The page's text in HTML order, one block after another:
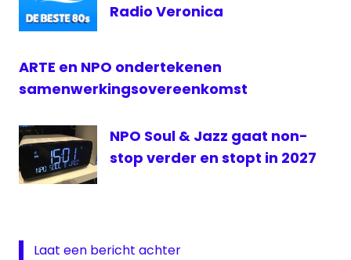
Radio Veronica
ARTE en NPO ondertekenen
samenwerkingsovereenkomst
NPO Soul & Jazz gaat non-
stop verder en stopt in 2027
Laat een bericht achter